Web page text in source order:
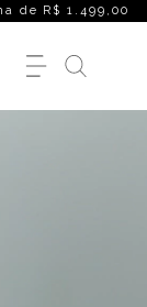
R$ 1.499,00